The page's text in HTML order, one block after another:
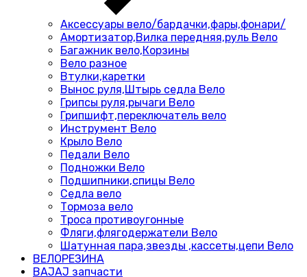
Аксессуары вело/бардачки,фары,фонари/
Амортизатор,Вилка передняя,руль Вело
Багажник вело,Корзины
Вело разное
Втулки,каретки
Вынос руля,Штырь седла Вело
Грипсы руля,рычаги Вело
Грипшифт,переключатель вело
Инструмент Вело
Крыло Вело
Педали Вело
Подножки Вело
Подшипники,спицы Вело
Седла вело
Тормоза вело
Троса противоугонные
Фляги,флягодержатели Вело
Шатунная пара,звезды ,кассеты,цепи Вело
ВЕЛОРЕЗИНА
BAJAJ запчасти